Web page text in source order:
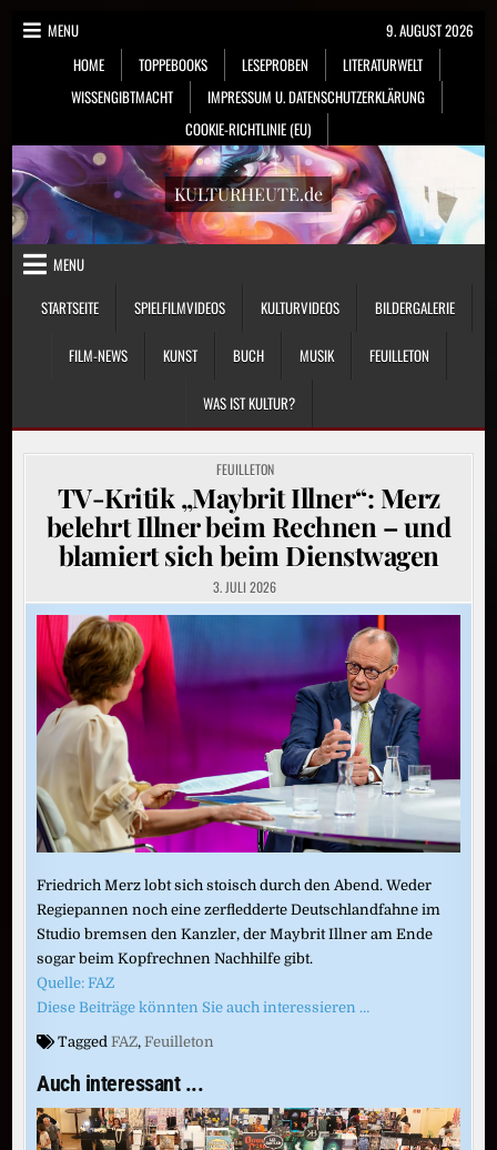
Skip
MENU
HOME
TOPPEBOOKS LESEPROBEN
LITERATURWELT
WISSENGIBTMACHT
IMPRESSUM U. DATENSCHUTZERKLÄRUNG
COOKIE-RICHTLINIE (EU)
9. AUGUST 2026
KULTURHEUTE.de
MENU
STARTSEITE
SPIELFILMVIDEOS KULTURVIDEOS BILDERGALERIE
FILM-NEWS KUNST BUCH MUSIK FEUILLETON
WAS IST KULTUR?
POSTED
IN
FEUILLETON
TV-Kritik „Maybrit Illner“: Merz
belehrt Illner beim Rechnen – und
blamiert sich beim Dienstwagen
3. JULI 2026
Friedrich Merz lobt sich stoisch durch den Abend. Weder
Regiepannen noch eine zerfledderte Deutschlandfahne im
Studio bremsen den Kanzler, der Maybrit Illner am Ende
sogar beim Kopfrechnen Nachhilfe gibt.
Quelle: FAZ
Diese Beiträge könnten Sie auch interessieren …
TaggedFAZ,Feuilleton
Auch interessant ...